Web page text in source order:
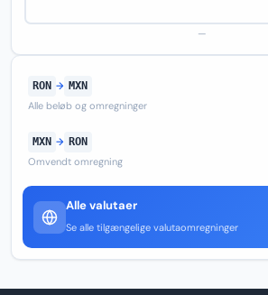
—
RON → MXN
Alle beløb og omregninger
MXN → RON
Omvendt omregning
Alle valutaer
Se alle tilgængelige valutaomregninger